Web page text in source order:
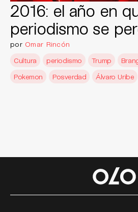
2016: el año en
periodismo se
por Omar Rincón
Cultura
periodismo Trump
Pokemon
Posverdad Álvaro Uribe